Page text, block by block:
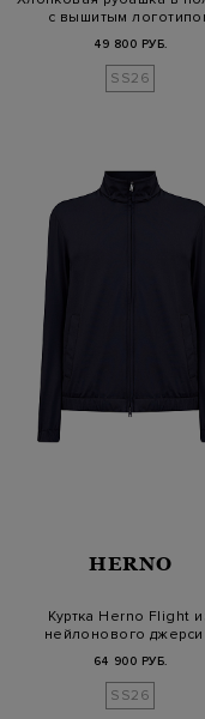
с вышитым
49 800 РУБ.
SS26
HERNO
Куртка Herno Flight
нейлонового джерси
64 900 РУБ.
SS26